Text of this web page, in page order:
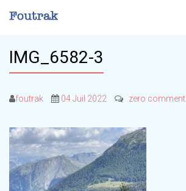
IMG_6582-3
foutrak 04 Juil 2022 zero comment